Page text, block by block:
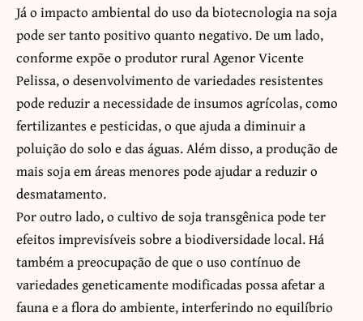
Já o impacto ambiental do uso da biotecnologia na soja
pode ser tanto positivo quanto negativo. De um lado,
conforme expõe o produtor rural Agenor Vicente
Pelissa, o desenvolvimento de variedades resistentes
pode reduzir a necessidade de insumos agrícolas, como
fertilizantes e pesticidas, o que ajuda a diminuir a
poluição do solo e das águas. Além disso, a produção de
mais soja em áreas menores pode ajudar a reduzir o
desmatamento.
Por outro lado, o cultivo de soja transgênica pode ter
efeitos imprevisíveis sobre a biodiversidade local. Há
também a preocupação de que o uso contínuo de
variedades geneticamente modificadas possa afetar a
fauna e a flora do ambiente, interferindo no equilíbrio